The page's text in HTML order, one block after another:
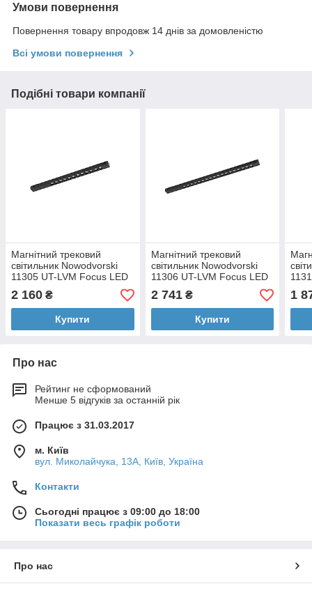
Умови повернення
Повернення товару впродовж 14 днів за домовленістю
Всі умови повернення
Подібні товари компанії
Магнітний трековий
світильник Nowodvorski
11305 UT-LVM Focus LED
12W 3000K 1000Lm IP20
чорний
2 160 ₴
Купити
Магнітний трековий
світильник Nowodvorski
11306 UT-LVM Focus LED
18W 3000K 1500Lm IP20
чорний
2 741₴
Купити
1
Про нас
Рейтинг не сформований
Менше 5 відгуків за останній рік
Працює з 31.03.2017
м. Київ
вул. Миколайчука, 13А, Київ, Україна
Контакти
Сьогодні працює з 09:00 до 18:00
Показати весь графік роботи
Про нас